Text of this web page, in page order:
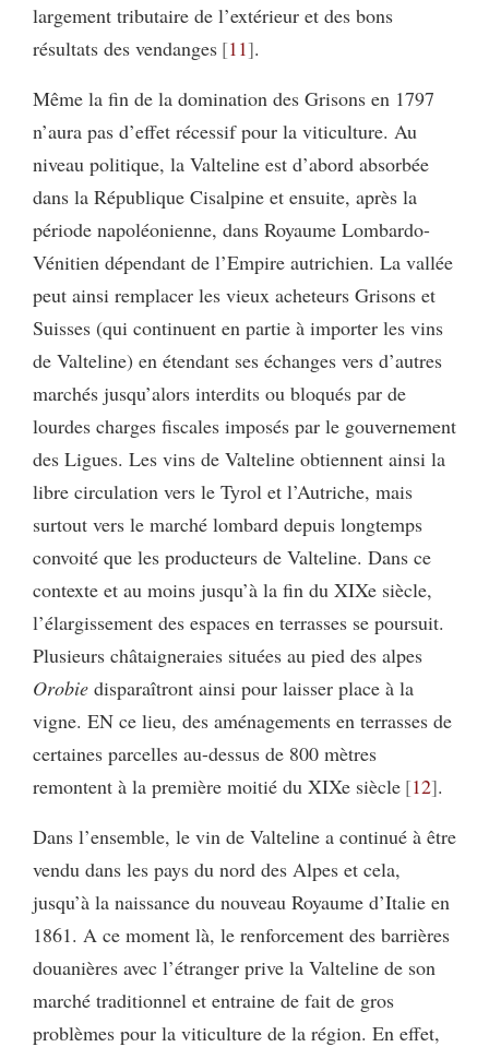
largement tributaire de l’extérieur et des bons
résultats des vendanges 11 .
Même la fin de la domination des Grisons en 1797
n’aura pas d’effet récessif pour la viticulture. Au
niveau politique, la Valteline est d’abord absorbée
dans la République Cisalpine et ensuite, après la
période napoléonienne, dans Royaume Lombardo-
Vénitien dépendant de l’Empire autrichien. La vallée
peut ainsi remplacer les vieux acheteurs Grisons et
Suisses (qui continuent en partie à importer les vins
de Valteline) en étendant ses échanges vers d’autres
marchés jusqu’alors interdits ou bloqués par de
lourdes charges fiscales imposés par le gouvernement
des Ligues. Les vins de Valteline obtiennent ainsi la
libre circulation vers le Tyrol et l’Autriche, mais
surtout vers le marché lombard depuis longtemps
convoité que les producteurs de Valteline. Dans ce
contexte et au moins jusqu’à la fin du XIXe siècle,
l’élargissement des espaces en terrasses se poursuit.
Plusieurs châtaigneraies situées au pied des alpes
Orobie disparaîtront ainsi pour laisser place à la
vigne. EN ce lieu, des aménagements en terrasses de
certaines parcelles au-dessus de 800 mètres
remontent à la première moitié du XIXe siècle 12 .
Dans l’ensemble, le vin de Valteline a continué à être
vendu dans les pays du nord des Alpes et cela,
jusqu’à la naissance du nouveau Royaume d’Italie en
1861. A ce moment là, le renforcement des barrières
douanières avec l’étranger prive la Valteline de son
marché traditionnel et entraine de fait de gros
problèmes pour la viticulture de la région. En effet,